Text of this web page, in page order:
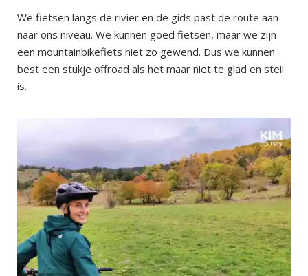
We fietsen langs de rivier en de gids past de route aan
naar ons niveau. We kunnen goed fietsen, maar we zijn
een mountainbikefiets niet zo gewend. Dus we kunnen
best een stukje offroad als het maar niet te glad en steil
is.